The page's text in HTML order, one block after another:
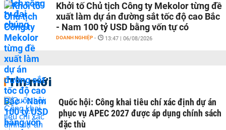
Khởi tố Chủ tịch Công ty Mekolor từng đề
xuất làm dự án đường sắt tốc độ cao Bắc
- Nam 100 tỷ USD bằng vốn tự có
DOANH NGHIỆP - 13:47 | 06/08/2026
Tin mới
Quốc hội: Công khai tiêu chí xác định dự án
phục vụ APEC 2027 được áp dụng chính sách
đặc thù